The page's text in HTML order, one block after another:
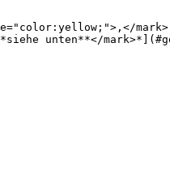
mark>
unten**</